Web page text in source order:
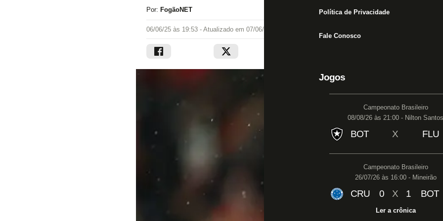
Política de Privacidade
Fale Conosco
Jogos
Campeonato Brasileiro
08/08/26 às 21:00 - Nilton Santos
BOT X FLU
Campeonato Brasileiro
26/07/26 às 16:00 - Mineirão
CRU 0 X 1 BOT
Ler a crônica
Por: FogãoNET
06/06/25 às 19:53 - Atualizado em 07/06/25 às 14:35